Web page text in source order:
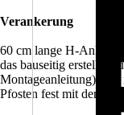
Verankerung
60 cm lange H-Anker
das bauseitig erstellte
Montageanleitung) sind
Pfosten fest mit dem